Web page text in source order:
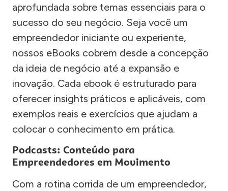
aprofundada sobre temas essenciais para o
sucesso do seu negócio. Seja você um
empreendedor iniciante ou experiente,
nossos eBooks cobrem desde a concepção
da ideia de negócio até a expansão e
inovação. Cada ebook é estruturado para
oferecer insights práticos e aplicáveis, com
exemplos reais e exercícios que ajudam a
colocar o conhecimento em prática.
Podcasts: Conteúdo para
Empreendedores em Movimento
Com a rotina corrida de um empreendedor,